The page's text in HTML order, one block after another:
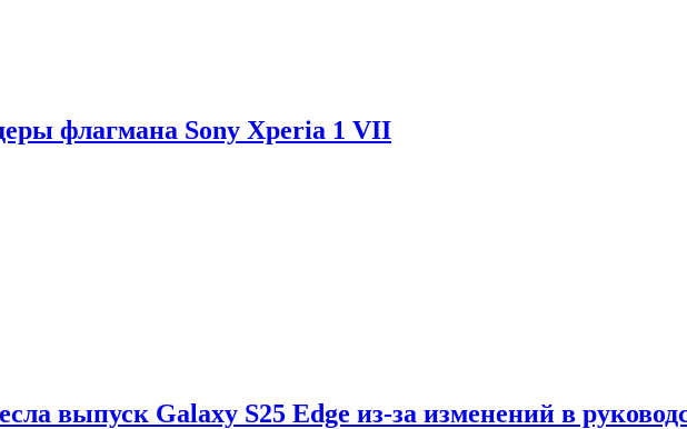
флагмана Sony Xperia 1 VII
выпуск Galaxy S25 Edge из-за изменений в